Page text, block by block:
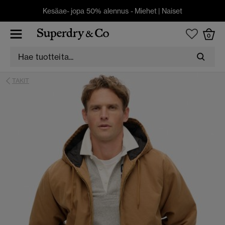
Kesäae- jopa 50% alennus - Miehet | Naiset
0
TAKIT